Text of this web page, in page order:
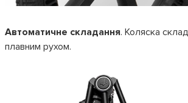
Автоматичне складання. Коляска
плавним рухом.